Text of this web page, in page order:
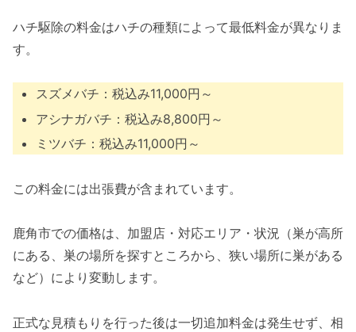
ハチ駆除の料金はハチの種類によって最低料金が異なりま
す。
スズメバチ：税込み11,000円～
アシナガバチ：税込み8,800円～
ミツバチ：税込み11,000円～
この料金には出張費が含まれています。
鹿角市での価格は、加盟店・対応エリア・状況（巣が高所
にある、巣の場所を探すところから、狭い場所に巣がある
など）により変動します。
正式な見積もりを行った後は一切追加料金は発生せず、相